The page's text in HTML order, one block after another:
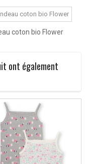
coton bio Flower
ont également